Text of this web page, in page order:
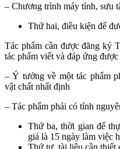
– Chương trình máy tính, sưu
Thứ hai, điều kiện để
Tác phẩm cần được đăng ký
tác phẩm viết và đáp ứng
– Ý tưởng về một tác phẩm
vật chất nhất định
– Tác phẩm phải có tính
Thứ ba, thời gian để
giả là 15 ngày làm việc